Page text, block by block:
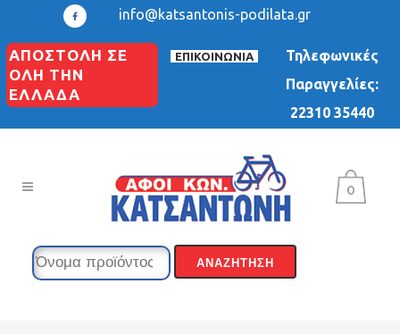
info@katsantonis-podilata.gr
ΑΠΟΣΤΟΛΗ ΣΕ
ΟΛΗ ΤΗΝ
ΕΛΛΑΔΑ
ΕΠΙΚΟΙΝΩΝΙΑ
Τηλεφωνικές
Παραγγελίες:
22310 35440
0